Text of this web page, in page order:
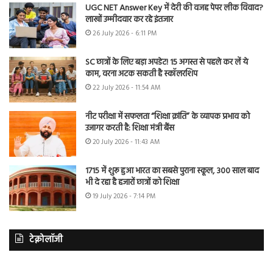
UGC NET Answer Key में देरी की वजह पेपर लीक विवाद?
लाखों उम्मीदवार कर रहे इंतजार
26 July 2026 - 6:11 PM
SC छात्रों के लिए बड़ा अपडेट! 15 अगस्त से पहले कर लें ये
काम, वरना अटक सकती है स्कॉलरशिप
22 July 2026 - 11:54 AM
नीट परीक्षा में सफलता “शिक्षा क्रांति” के व्यापक प्रभाव को
उजागर करती है: शिक्षा मंत्री बैंस
20 July 2026 - 11:43 AM
1715 में शुरू हुआ भारत का सबसे पुराना स्कूल, 300 साल बाद
भी दे रहा है हजारों छात्रों को शिक्षा
19 July 2026 - 7:14 PM
टेक्नोलॉजी